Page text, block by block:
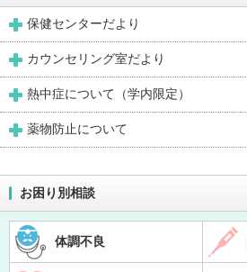
保健センターだより
カウンセリング室だより
熱中症について（学内限定）
薬物防止について
お困り別相談
体調不良